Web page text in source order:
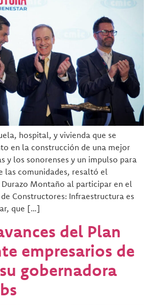
hospital, y vivienda que se
en la construcción de una mejor
y los sonorenses y un impulso para
las comunidades, resaltó el
Montaño al participar en el
Constructores: Infraestructura es
que […]
del Plan
empresarios de
gobernadora